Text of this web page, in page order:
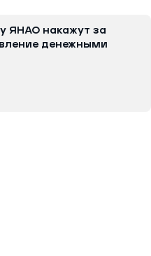
ЯНАО накажут за
денежными